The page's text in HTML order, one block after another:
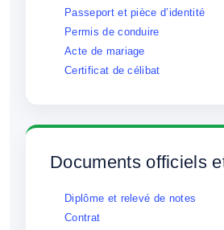
Passeport et pièce d’identité
Permis de conduire
Acte de mariage
Certificat de célibat
Documents officiels
Diplôme et relevé de notes
Contrat